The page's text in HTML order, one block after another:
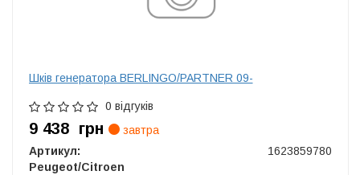
Шків генератора BERLINGO/PARTNER 09-
0 відгуків
9 438 грн
завтра
Артикул:
1623859780
Peugeot/Citroen